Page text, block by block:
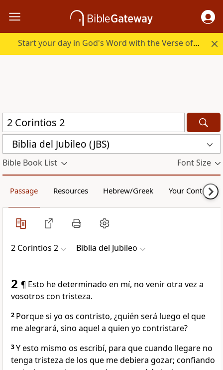
Start your day in God's Word with the Verse of the Day.
Biblia del Jubileo (JBS)
Bible Book List Font Size
Passage Resources Hebrew/Greek Your Content
2 Corintios 2 Biblia del Jubileo
2 ¶ Esto he determinado en mí, no venir otra vez a
vosotros con tristeza.
2 Porque si yo os contristo, ¿quién será luego el que
me alegrará, sino aquel a quien yo contristare?
3Y esto mismo os escribí, para que cuando llegare no
tenga tristeza de los que me debiera gozar; confiando